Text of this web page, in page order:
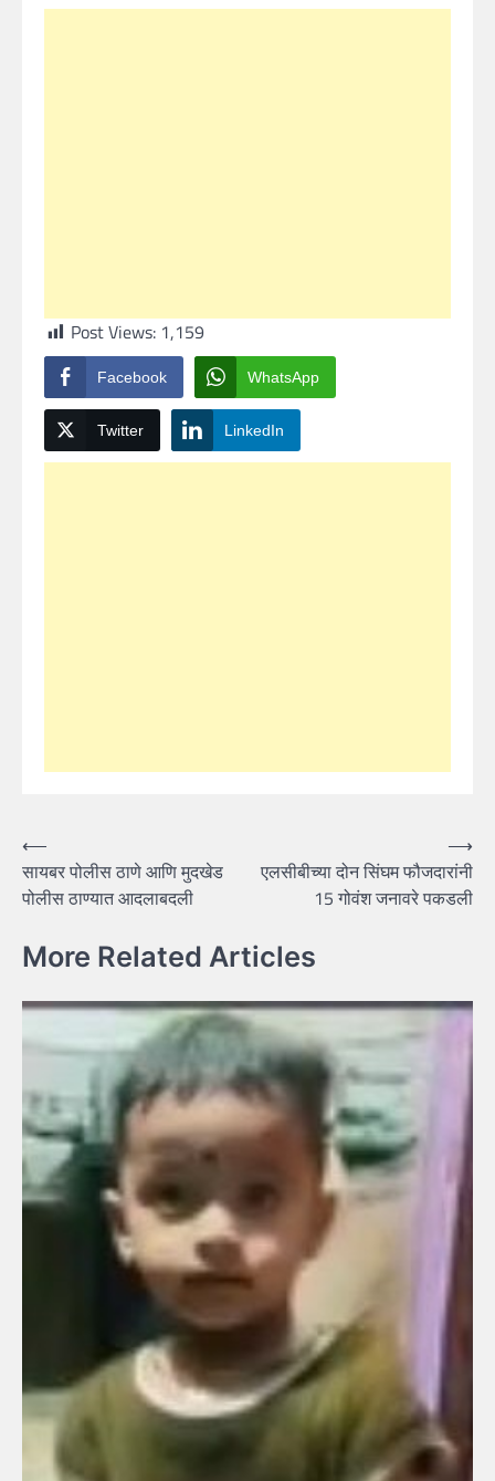
Post Views: 1,159
Facebook WhatsApp
Twitter LinkedIn
Post
navigation
⟵
सायबर पोलीस ठाणे आणि मुदखेड
पोलीस ठाण्यात आदलाबदली
एलसीबीच्या दोन सिंघम फौजदारांनी
15 गोवंश जनावरे पकडली
⟶
More Related Articles